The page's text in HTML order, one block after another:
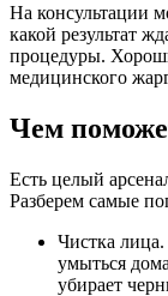
На консультации
какой результат
процедуры.
медицинского
Чем
Есть целый
Разберем самые
Чистка лица.
умыться
убирает